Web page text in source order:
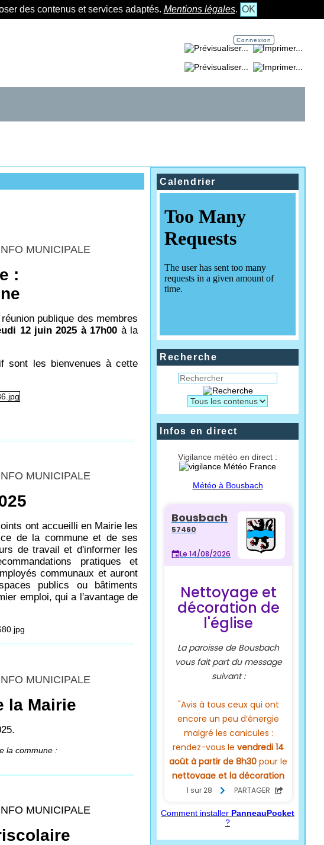
des contenus et services adaptés. Mentions légales. OK
Connexion
MUNICIPALE
:
publique des membres
12 juin 2025 à 17h00 à la
sont les bienvenues à cette
MUNICIPALE
ont accueilli en Mairie les
de la commune et de ses
de travail et d'informer les
pratiques et
communaux et auront
publics ou bâtiments
emploi, qui a l'avantage de
MUNICIPALE
la Mairie
la commune :
MUNICIPALE
Calendrier
Recherche
Infos en direct
Vigilance météo en direct :
Météo à Bousbach
Comment installer PanneauPocket
?